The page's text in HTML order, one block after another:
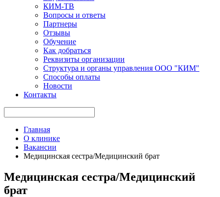
КИМ-ТВ
Вопросы и ответы
Партнеры
Отзывы
Обучение
Как добраться
Реквизиты организации
Структура и органы управления ООО "КИМ"
Способы оплаты
Новости
Контакты
Главная
О клинике
Вакансии
Медицинская сестра/Медицинский брат
Медицинская сестра/Медицинский
брат